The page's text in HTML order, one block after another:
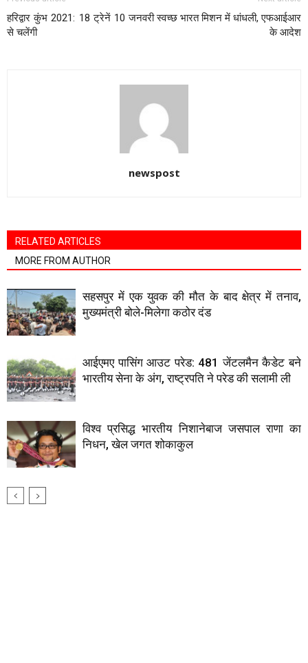
हरिद्वार कुंभ 2021: 18 ट्रेनें 10 जनवरी
से चलेंगी
स्वच्छ भारत मिशन में धांधली, एफआईआर
के आदेश
newspost
RELATED ARTICLES
MORE FROM AUTHOR
सहसपुर में एक युवक की मौत के बाद क्षेत्र में तनाव,
मुख्यमंत्री बोले-मिलेगा कठोर दंड
आईएमए पासिंग आउट परेड: 481 जेंटलमैन कैडेट बने
भारतीय सेना के अंग, राष्ट्रपति ने परेड की सलामी ली
विश्व प्रसिद्ध भारतीय निशानेबाज जसपाल राणा का
निधन, खेल जगत शोकाकुल